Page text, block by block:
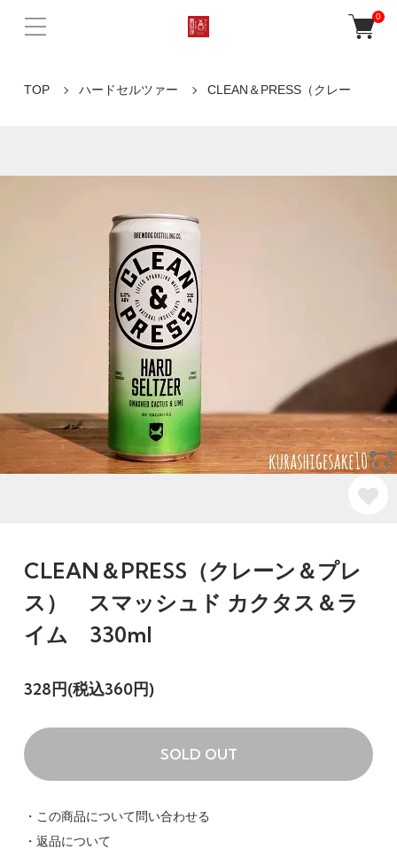
0
TOP ハードセルツァー CLEAN＆PRESS（クレー
CLEAN＆PRESS（クレーン＆プレ
ス） スマッシュド カクタス＆ラ
イム 330ml
328円(税込360円)
SOLD OUT
・この商品について問い合わせる
・返品について